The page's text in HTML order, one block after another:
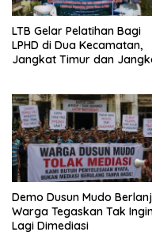
LTB Gelar Pelatihan Bagi
LPHD di Dua Kecamatan,
Jangkat Timur dan
Demo Dusun Mudo
Warga Tegaskan Tak
Lagi Dimediasi